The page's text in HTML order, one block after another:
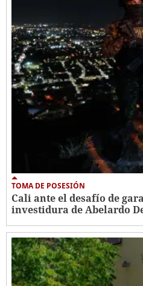
TOMA DE POSESIÓN
Cali ante el desafío de
investidura de Abelardo